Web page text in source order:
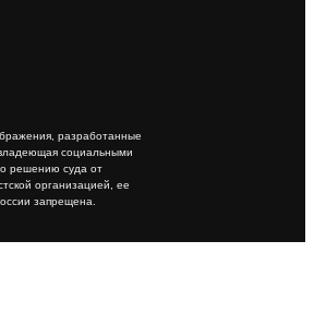
социальными
решению суда от
организацией, ее
запрещена.
разработанные